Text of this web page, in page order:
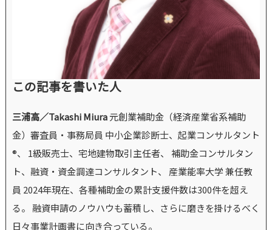
この記事を書いた人
三浦高／Takashi Miura元創業補助金（経済産業省系補助
金）審査員・事務局員 中小企業診断士、起業コンサルタント
®、 1級販売士、宅地建物取引主任者、 補助金コンサルタン
ト、融資・資金調達コンサルタント、 産業能率大学 兼任教
員 2024年現在、各種補助金の累計支援件数は300件を超え
る。 融資申請のノウハウも蓄積し、さらに磨きを掛けるべく
日々事業計画書に向き合っている。